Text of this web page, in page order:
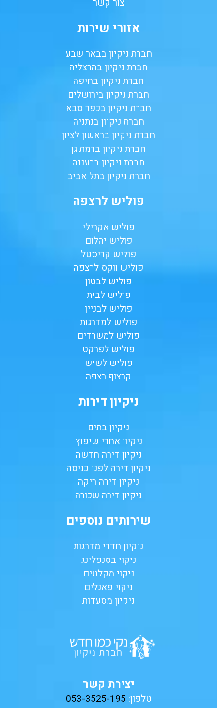
צור קשר
אזורי שירות
חברת ניקיון בבאר שבע
חברת ניקיון בהרצליה
חברת ניקיון בחיפה
חברת ניקיון בירושלים
חברת ניקיון בכפר סבא
חברת ניקיון בנתניה
חברת ניקיון בראשון לציון
חברת ניקיון ברמת גן
חברת ניקיון ברעננה
חברת ניקיון בתל אביב
פוליש לרצפה
פוליש אקרילי
פוליש יהלום
פוליש קריסטל
פוליש ווקס לרצפה
פוליש לבטון
פוליש לבית
פוליש לבניין
פוליש למדרגות
פוליש למשרדים
פוליש לפרקט
פוליש לשיש
קרצוף רצפה
ניקיון דירות
ניקיון בתים
ניקיון אחרי שיפוץ
ניקיון דירה חדשה
ניקיון דירה לפני כניסה
ניקיון דירה ריקה
ניקיון דירה שכורה
שירותים נוספים
ניקיון חדרי מדרגות
ניקוי בסנפלינג
ניקוי מקלטים
ניקוי פאנלים
ניקיון מסעדות
יצירת קשר
טלפון: 053-3525-195